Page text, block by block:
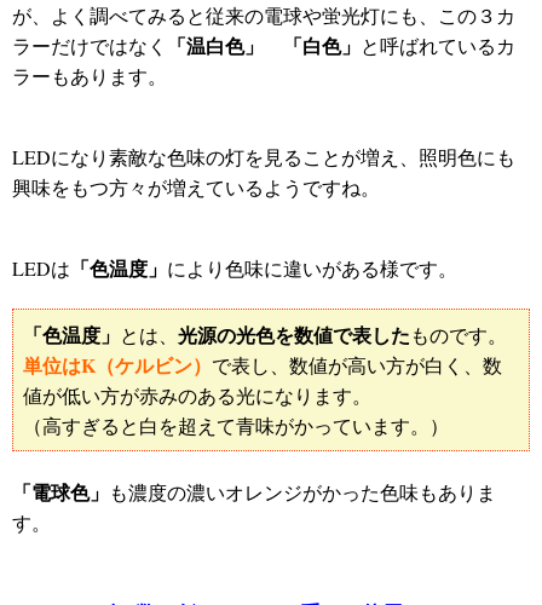
が、よく調べてみると従来の電球や蛍光灯にも、この３カ
ラーだけではなく
「温白色」 「白色」 と呼ばれているカ
ラーもあります。
LEDになり素敵な色味の灯を見ることが増え、照明色にも
興味をもつ方々が増えているようですね。
LEDは 「色温度」 により色味に違いがある様です。
「色温度」 とは、 光源の光色を数値で表したものです。
単位はK（ケルビン） で表し、数値が高い方が白く、数
値が低い方が赤みのある光になります。
（高すぎると白を超えて青味がかっています。）
「電球色」 も濃度の濃いオレンジがかった色味もありま
す。